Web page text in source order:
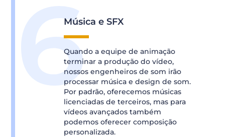
Música e SFX
Quando a equipe de animação
terminar a produção do vídeo,
nossos engenheiros de som irão
processar música e design de som.
Por padrão, oferecemos músicas
licenciadas de terceiros, mas para
vídeos avançados também
podemos oferecer composição
personalizada.